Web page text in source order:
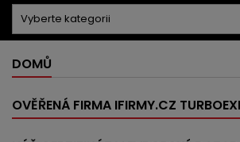
DOMŮ
OVĚŘENÁ FIRMA IFIRMY.CZ